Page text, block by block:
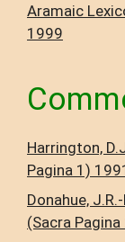
Aramaic
1999
Harrington,
Pagina 1)
Donahue,
(Sacra